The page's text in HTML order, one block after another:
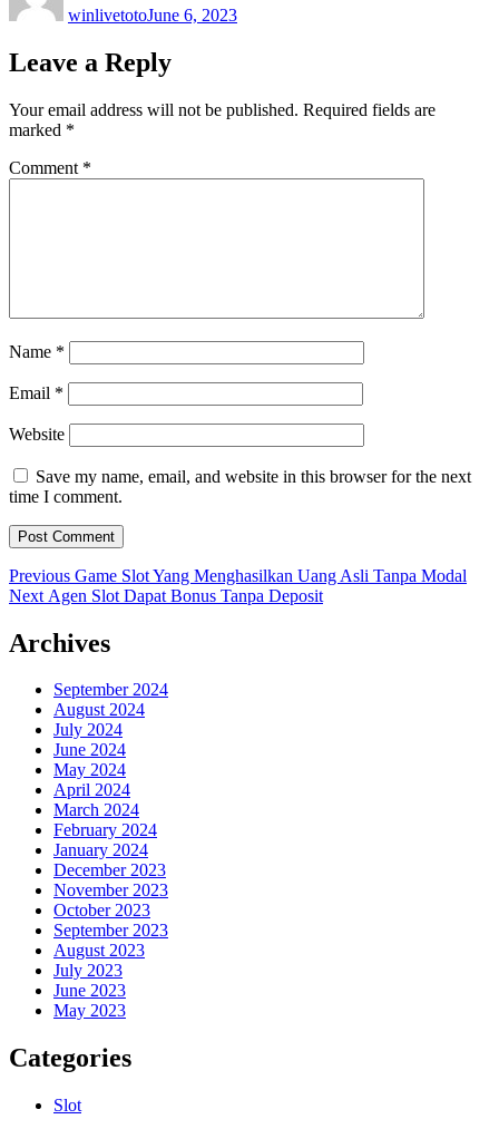
winlivetotoJune 6, 2023
Leave a Reply
Your email address will not be published. Required fields are
marked *
Comment *
Name *
Email *
Website
Save my name, email, and website in this browser for the next
time I comment.
Post
navigation
Previous Previous
post:
Game Slot Yang Menghasilkan Uang Asli Tanpa Modal
Next Next
Agen Slot Dapat Bonus Tanpa Deposit
Archives
September 2024
August 2024
July 2024
June 2024
May 2024
April 2024
March 2024
February 2024
January 2024
December 2023
November 2023
October 2023
September 2023
August 2023
July 2023
June 2023
May 2023
Categories
Slot